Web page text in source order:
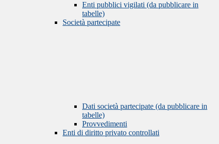
Enti pubblici vigilati (da pubblicare in
tabelle)
Società partecipate
Dati società partecipate (da pubblicare in
tabelle)
Provvedimenti
Enti di diritto privato controllati